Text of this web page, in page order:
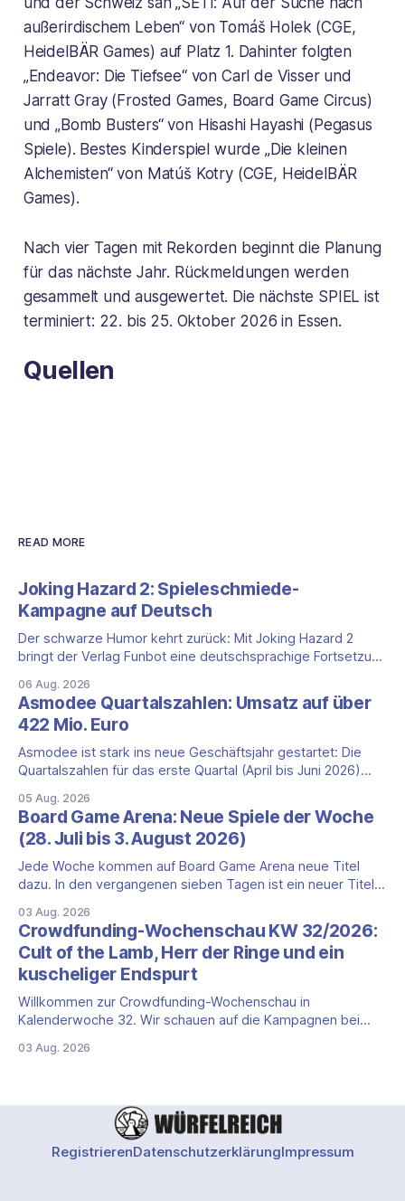
außerirdischem Leben“ von Tomáš Holek (CGE,
HeidelBÄR Games) auf Platz 1. Dahinter folgten
„Endeavor: Die Tiefsee“ von Carl de Visser und
Jarratt Gray (Frosted Games, Board Game Circus)
und „Bomb Busters“ von Hisashi Hayashi (Pegasus
Spiele). Bestes Kinderspiel wurde „Die kleinen
Alchemisten“ von Matúš Kotry (CGE, HeidelBÄR
Games).
Nach vier Tagen mit Rekorden beginnt die Planung
für das nächste Jahr. Rückmeldungen werden
gesammelt und ausgewertet. Die nächste SPIEL ist
terminiert: 22. bis 25. Oktober 2026 in Essen.
Quellen
READ MORE
Joking Hazard 2: Spieleschmiede-
Kampagne auf Deutsch
Der schwarze Humor kehrt zurück: Mit Joking Hazard 2
bringt der Verlag Funbot eine deutschsprachige Fortsetzung
Happiness (Explosm) auf die Spieleschmiede. Wir ordnen
ein, was die Kampagne unter dem Motto „Die fiesen
Comics sind zurück!" bietet und wo sie schweigt.
06 Aug. 2026
Asmodee Quartalszahlen: Umsatz auf über
422 Mio. Euro
Asmodee ist stark ins neue Geschäftsjahr gestartet: Die
Quartalszahlen für das erste Quartal (April bis Juni 2026)
Prozent auf 422,1 Millionen Euro. Getragen wird das
Wachstum weiter von den Sammelkartenspielen, doch
erstmals seit Monaten zeigt auch das klassische
Brettspielgeschäft wieder
05 Aug. 2026
Board Game Arena: Neue Spiele der Woche
(28. Juli bis 3. August 2026)
Jede Woche kommen auf Board Game Arena neue Titel
dazu. In den vergangenen sieben Tagen ist ein neuer Titel
bekanntesten kooperativen Zombiespiele. Wir stellen dir
den Neuzugang mit seinen Eckdaten vor. Zombicide: 2nd
Edition: kooperatives Überleben gegen Zombiehorden Mit
Zombicide: 2nd
03 Aug. 2026
Crowdfunding-Wochenschau KW 32/2026:
Cult of the Lamb, Herr der Ringe und ein
kuscheliger Endspurt
Willkommen zur Crowdfunding-Wochenschau in
Kalenderwoche 32. Wir schauen auf die Kampagnen bei
gestartet sind, kurz vor dem Ende stehen oder aus anderen
deutlich kleinerer Endspurt. Cult
03 Aug. 2026
RegistrierenDatenschutzerklärungImpressum